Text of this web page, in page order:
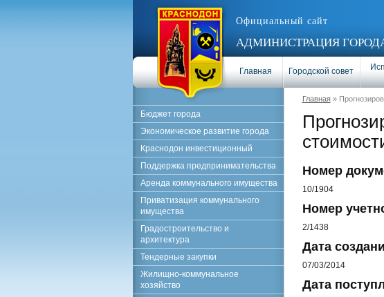
Официальный сайт
АДМИНИСТРАЦИЯ
Главная Городской совет
Главная»
Номер
10/1904
Номер
2/1438
Дата
07/03/2014
Дата
Бюджет города
Экономическое развитие города
Краснодон инвестиционный
Поддержка предпринимательства
Аренда коммунального имущества
Приватизация коммунального
имущества
Градостроительство и
архитектура
Тендерные закупки
Жилищно-коммунальное
хозяйство